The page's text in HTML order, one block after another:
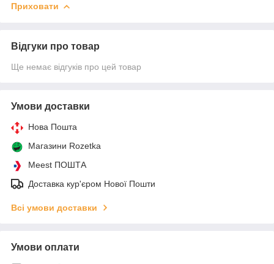
Приховати
Відгуки про товар
Ще немає відгуків про цей товар
Умови доставки
Нова Пошта
Магазини Rozetka
Meest ПОШТА
Доставка кур'єром Нової Пошти
Всі умови доставки
Умови оплати